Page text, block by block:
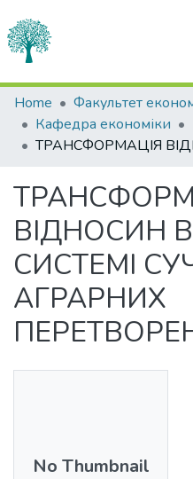
Statistics
Communities & Collections
Home
Кафедра економіки
ВІДНОСИН
СИСТЕМІ
АГРАРНИХ
No Thumbnail